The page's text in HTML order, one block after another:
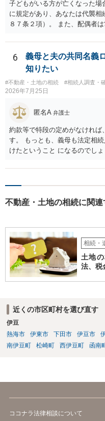
子どもがいる方が亡くなった
に規定があり、あなたは代襲相
８７条２項）。 また、配偶者
も相続権があります。つまり
相続権がある可能性があります
6
義母と夫の共同名義
知りたい
#不動産・土地の相続 #相続人調査・
2026年7月25日
匿名A 弁護士
約款等で特段の定めがなければ
す。 もっとも、義母も法定相
けたということ になるのでし
不動産・土地の相続に関
相続・
土地
法、税
近くの市区町村を選び直す
伊豆
熱海市
伊東市 下田市 伊豆市
南伊豆町
松崎町 西伊豆町 函南
ココナラ法律相談について